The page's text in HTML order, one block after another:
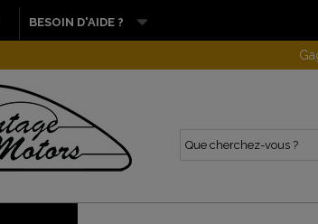
BESOIN D'AIDE ?